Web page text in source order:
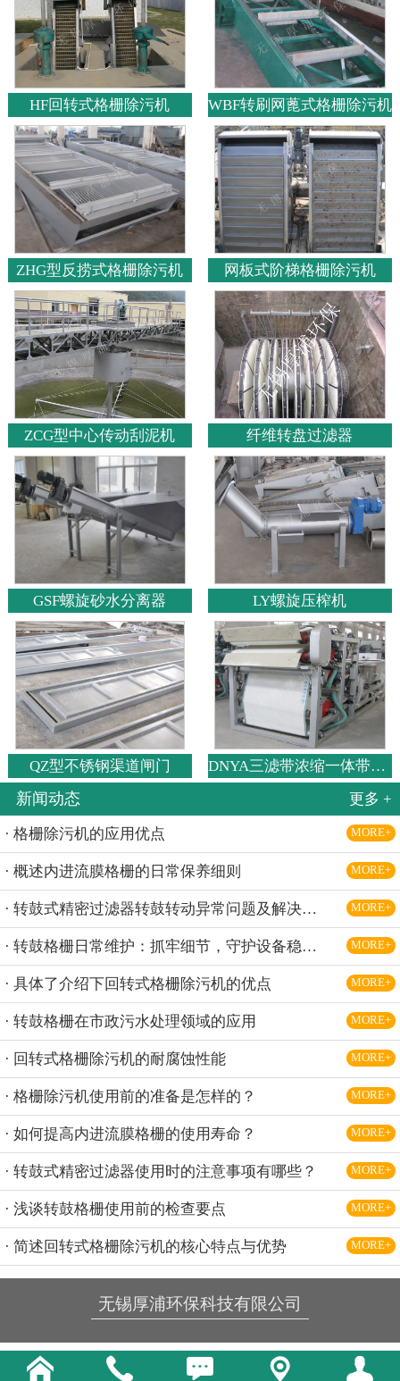
HF回转式格栅除污机 WBF转刷网蓖式格栅除污机
ZHG型反捞式格栅除污机 网板式阶梯格栅除污机
ZCG型中心传动刮泥机 纤维转盘过滤器
GSF螺旋砂水分离器 LY螺旋压榨机
QZ型不锈钢渠道闸门 DNYA三滤带浓缩一体带式压滤机
新闻动态 更多 +
· 格栅除污机的应用优点 MORE+
· 概述内进流膜格栅的日常保养细则 MORE+
· 转鼓式精密过滤器转鼓转动异常问题及解决办法 MORE+
· 转鼓格栅日常维护：抓牢细节，守护设备稳定运行 MORE+
· 具体了介绍下回转式格栅除污机的优点 MORE+
· 转鼓格栅在市政污水处理领域的应用 MORE+
· 回转式格栅除污机的耐腐蚀性能 MORE+
· 格栅除污机使用前的准备是怎样的？ MORE+
· 如何提高内进流膜格栅的使用寿命？ MORE+
· 转鼓式精密过滤器使用时的注意事项有哪些？ MORE+
· 浅谈转鼓格栅使用前的检查要点 MORE+
· 简述回转式格栅除污机的核心特点与优势 MORE+
无锡厚浦环保科技有限公司
    